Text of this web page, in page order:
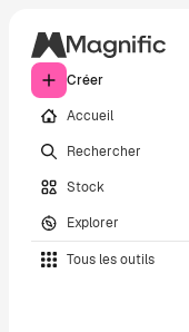
Créer
Accueil
Rechercher
Stock
Explorer
Tous les outils